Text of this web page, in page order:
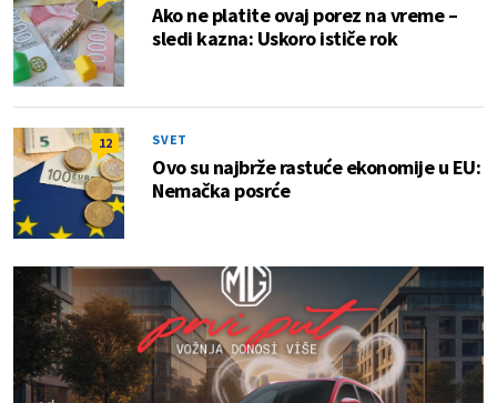
Ako ne platite ovaj porez na vreme –
sledi kazna: Uskoro ističe rok
12 SVET
Ovo su najbrže rastuće ekonomije u EU:
Nemačka posrće